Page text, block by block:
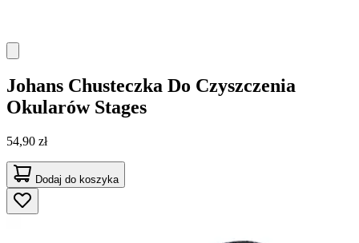
Johans Chusteczka Do Czyszczenia
Okularów Stages
54,90 zł
Dodaj do koszyka